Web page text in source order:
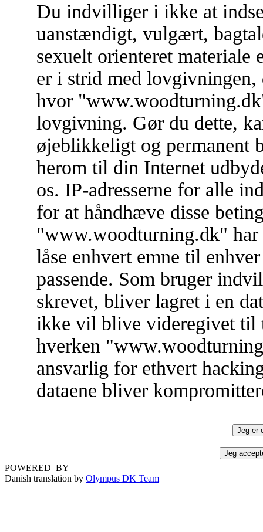
Du indvilliger i ikke at
uanstændigt, vulgært,
sexuelt orienteret materiale
er i strid med
hvor
lovgivning. Gør du dette,
øjeblikkeligt og permanent
herom til din Internet
os. IP-adresserne for alle
for at håndhæve disse
"www.woodturning.dk"
låse enhvert emne til
passende. Som bruger
skrevet, bliver lagret i en
ikke vil blive videregivet til
hverken
ansvarlig for ethvert
dataene bliver
POWERED_BY
Danish translation by Olympus DK Team